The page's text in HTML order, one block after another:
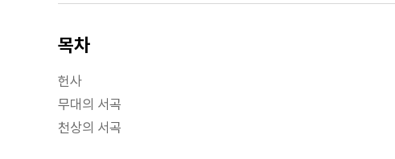
목차
헌사
무대의 서곡
천상의 서곡